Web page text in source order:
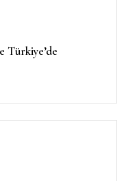
Türkiye’de